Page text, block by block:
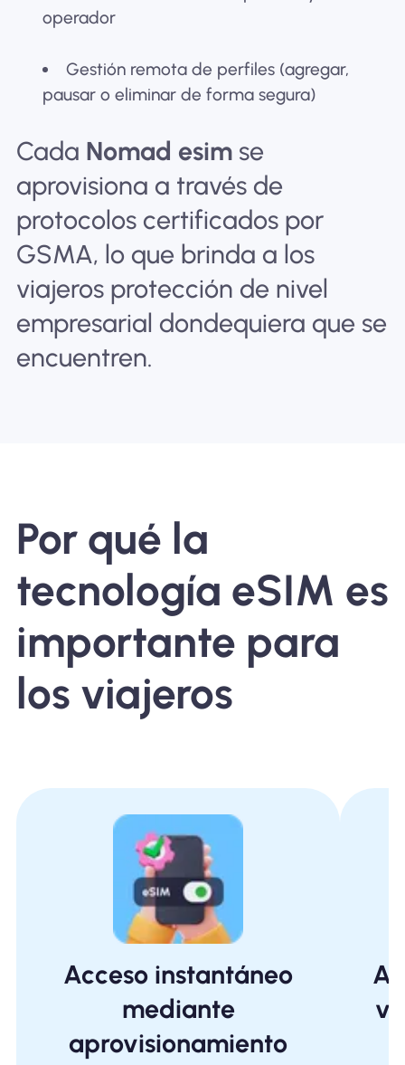
operador
Gestión remota de perfiles (agregar,
pausar o eliminar de forma segura)
Cada Nomad esimse
aprovisiona a través de
protocolos certificados por
GSMA, lo que brinda a los
viajeros protección de nivel
empresarial dondequiera que se
encuentren.
Por qué la
tecnología eSIM es
importante para
los viajeros
Acceso instantáneo
mediante
aprovisionamiento